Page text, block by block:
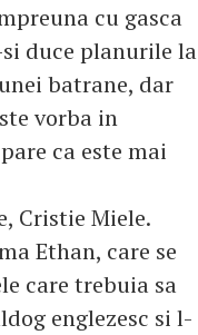
cu gasca
duce planurile la
batrane, dar
vorba in
ca este mai
Cristie Miele.
Ethan, care se
care trebuia sa
englezesc si l-